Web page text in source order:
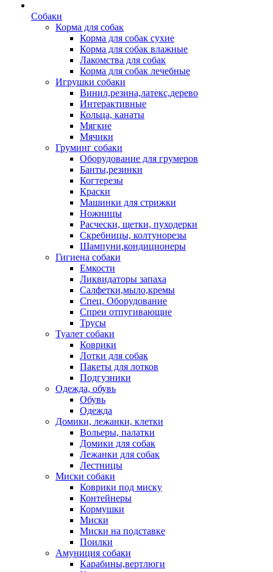
Собаки
Корма для собак
Корма для собак сухие
Корма для собак влажные
Лакомства для собак
Корма для собак лечебные
Игрушки собаки
Винил,резина,латекс,дерево
Интерактивные
Кольца, канаты
Мягкие
Мячики
Груминг собаки
Оборудование для грумеров
Банты,резинки
Когтерезы
Краски
Машинки для стрижки
Ножницы
Расчески, щетки, пуходерки
Скребницы, колтунорезы
Шампуни,кондиционеры
Гигиена собаки
Емкости
Ликвидаторы запаха
Салфетки,мыло,кремы
Спец. Оборудование
Спреи отпугивающие
Трусы
Туалет собаки
Коврики
Лотки для собак
Пакеты для лотков
Подгузники
Одежда, обувь
Обувь
Одежда
Домики, лежанки, клетки
Вольеры, палатки
Домики для собак
Лежанки для собак
Лестницы
Миски собаки
Коврики под миску
Контейнеры
Кормушки
Миски
Миски на подставке
Поилки
Амуниция собаки
Карабины,вертлюги